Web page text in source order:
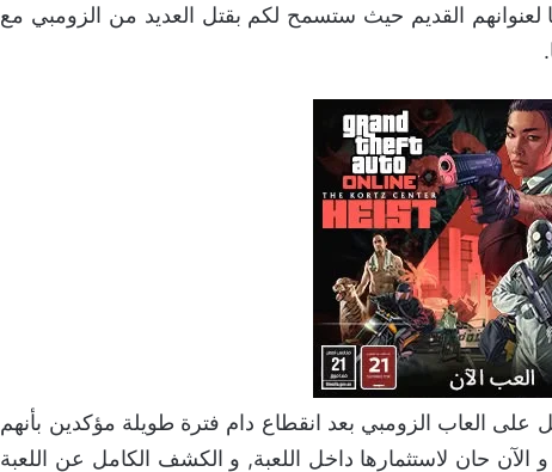
لعنوانهم القديم حيث ستسمح لكم بقتل العديد من الزومبي مع
على العاب الزومبي بعد انقطاع دام فترة طويلة مؤكدين بأنهم
حان لاستثمارها داخل اللعبة, و الكشف الكامل عن اللعبة